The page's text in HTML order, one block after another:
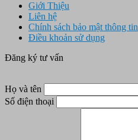
Giới Thiệu
Liên hệ
Chính sách bảo mật thông tin
Điều khoản sử dụng
Đăng ký tư vấn
Họ và tên
Số điện thoại